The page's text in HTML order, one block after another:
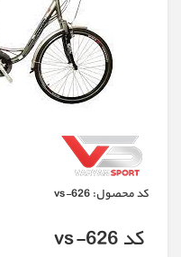
كد محصول: vs-626
کد vs-626